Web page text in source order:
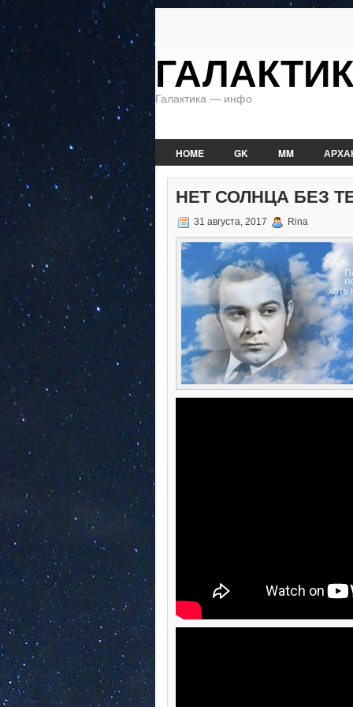
Галактика — инфо
HOME GK MM
НЕТ СОЛНЦА БЕЗ
31 августа, 2017 Rina